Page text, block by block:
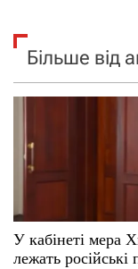
Більше від
У кабінеті мера
лежать російські